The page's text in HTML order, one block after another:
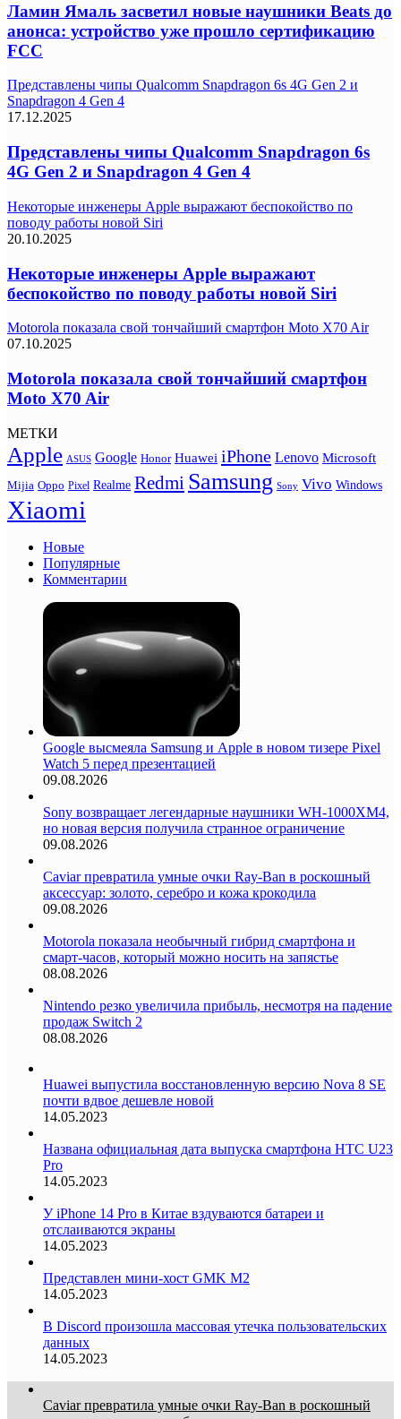
Ламин Ямаль засветил новые наушники Beats до
анонса: устройство уже прошло сертификацию
FCC
Представлены чипы Qualcomm Snapdragon 6s 4G Gen 2 и
Snapdragon 4 Gen 4
17.12.2025
Представлены чипы Qualcomm Snapdragon 6s
4G Gen 2 и Snapdragon 4 Gen 4
Некоторые инженеры Apple выражают беспокойство по
поводу работы новой Siri
20.10.2025
Некоторые инженеры Apple выражают
беспокойство по поводу работы новой Siri
Motorola показала свой тончайший смартфон Moto X70 Air
07.10.2025
Motorola показала свой тончайший смартфон
Moto X70 Air
МЕТКИ
Apple ASUS Google Honor Huawei iPhone Lenovo Microsoft
Mijia Oppo Pixel Realme Redmi Samsung Sony Vivo Windows
Xiaomi
Новые
Популярные
Комментарии
Google высмеяла Samsung и Apple в новом тизере Pixel
Watch 5 перед презентацией
09.08.2026
Sony возвращает легендарные наушники WH-1000XM4,
но новая версия получила странное ограничение
09.08.2026
Caviar превратила умные очки Ray-Ban в роскошный
аксессуар: золото, серебро и кожа крокодила
09.08.2026
Motorola показала необычный гибрид смартфона и
смарт-часов, который можно носить на запястье
08.08.2026
Nintendo резко увеличила прибыль, несмотря на падение
продаж Switch 2
08.08.2026
Huawei выпустила восстановленную версию Nova 8 SE
почти вдвое дешевле новой
14.05.2023
Названа официальная дата выпуска смартфона HTC U23
Pro
14.05.2023
У iPhone 14 Pro в Китае вздуваются батареи и
отслаиваются экраны
14.05.2023
Представлен мини-хост GMK M2
14.05.2023
В Discord произошла массовая утечка пользовательских
данных
14.05.2023
Caviar превратила умные очки Ray-Ban в роскошный